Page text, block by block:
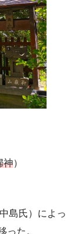
神）
島氏）によっ
った。